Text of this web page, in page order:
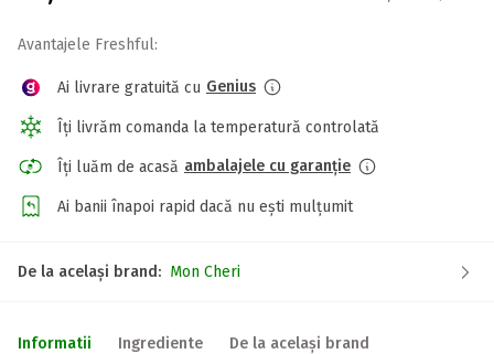
Avantajele Freshful:
Ai livrare gratuită cu Genius
Îți livrăm comanda la temperatură controlată
Îți luăm de acasă ambalajele cu garanție
Ai banii înapoi rapid dacă nu ești mulțumit
De la același brand: Mon Cheri
Informatii Ingrediente De la același brand